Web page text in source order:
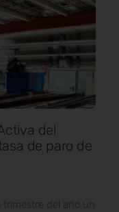
del
de paro de
del año un